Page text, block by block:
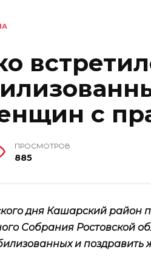
с
ПРОСМОТРОВ
885
дня Кашарский район
Собрания Ростовской
и